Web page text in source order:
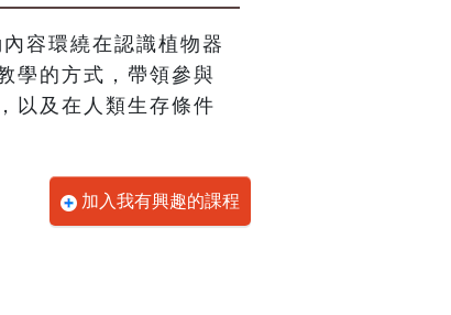
容環繞在認識植物器
學的方式，帶領參與
以及在人類生存條件
加入我有興趣的課程